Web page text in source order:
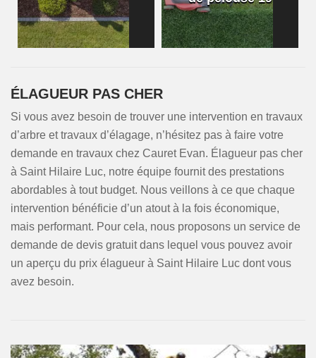
ÉLAGUEUR PAS CHER
Si vous avez besoin de trouver une intervention en travaux
d’arbre et travaux d’élagage, n’hésitez pas à faire votre
demande en travaux chez Cauret Evan. Élagueur pas cher
à Saint Hilaire Luc, notre équipe fournit des prestations
abordables à tout budget. Nous veillons à ce que chaque
intervention bénéficie d’un atout à la fois économique,
mais performant. Pour cela, nous proposons un service de
demande de devis gratuit dans lequel vous pouvez avoir
un aperçu du prix élagueur à Saint Hilaire Luc dont vous
avez besoin.